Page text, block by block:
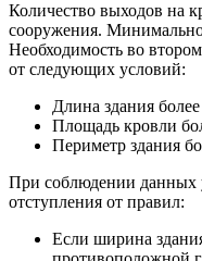
Количество выходов на
сооружения.
Необходимость во
от следующих условий:
Длина здания
Площадь кровли
Периметр здания
При соблюдении данных
отступления от правил:
Если ширина